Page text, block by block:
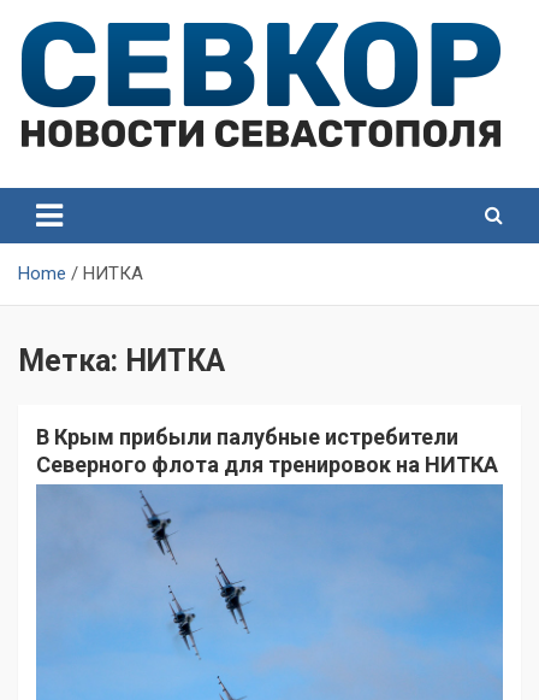
content
Севастополя
Севастополя
Home НИТКА
Метка: НИТКА
В Крым прибыли палубные истребители
Северного флота для тренировок на НИТКА